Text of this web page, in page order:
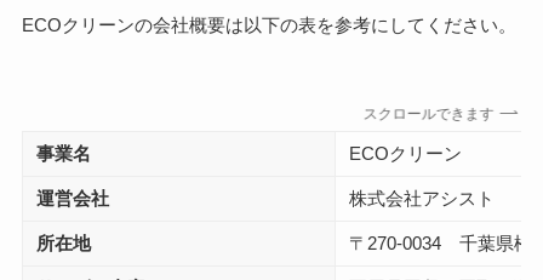
ECOクリーンの会社概要は以下の表を参考にしてください。
スクロールできます
事業名 ECOクリーン
運営会社 株式会社アシスト
所在地 〒270-0034 千葉県松